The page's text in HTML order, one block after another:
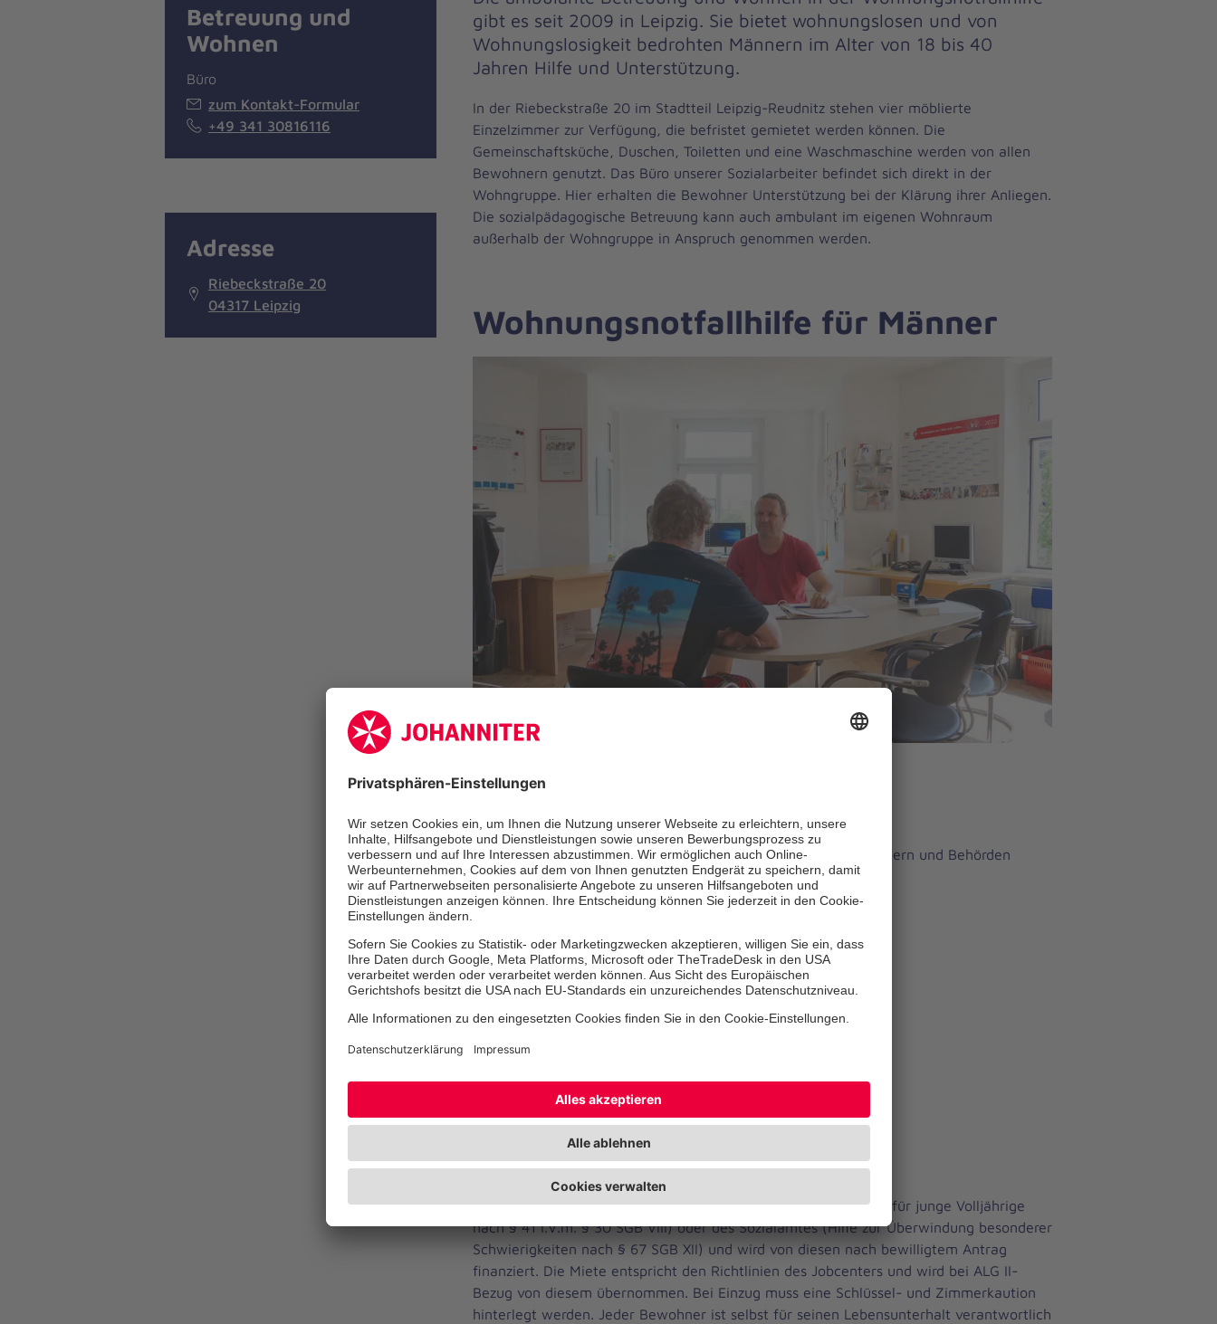
gibt es seit 2009 in Leipzig. Sie bietet wohnungslosen und von
Wohnungslosigkeit bedrohten Männern im Alter von 18 bis 40
Jahren Hilfe und Unterstützung.
In der Riebeckstraße 20 im Stadtteil Leipzig-Reudnitz stehen vier möblierte
Einzelzimmer zur Verfügung, die befristet gemietet werden können. Die
Gemeinschaftsküche, Duschen, Toiletten und eine Waschmaschine werden von allen
Bewohnern genutzt. Das Büro unserer Sozialarbeiter befindet sich direkt in der
Wohngruppe. Hier erhalten die Bewohner Unterstützung bei der Klärung ihrer Anliegen.
Die sozialpädagogische Betreuung kann auch ambulant im eigenen Wohnraum
außerhalb der Wohngruppe in Anspruch genommen werden.
Wohnungsnotfallhilfe für Männer
Wobei helfen wir?
Durchsetzung von Leistungsansprüchen, besonders bei Ämtern und Behörden
(Antrag­stellung, Ummeldung etc.)
Wohnungssuche
Alltagsstrukturierung
gesundheitlicher Selbstversorgung
Haushaltsführung
Schuldenregulierung
schulischer und beruflicher Orientierung
Arbeitsvermittlung
Stärkung sozialer und familiärer Beziehungen
selbstständiger Lebensführung im eigenen Wohnrau
Die soziale Betreuung ist eine Leistung des Ju­gendamtes (Hilfe für junge Volljährige
nach § 41 i.V.m. § 30 SGB VIII) oder des Sozialamtes (Hilfe zur Überwindung besonderer
Schwierigkeiten nach § 67 SGB XII) und wird von diesen nach bewilligtem An­trag
finanziert. Die Miete entspricht den Richtlinien des Jobcenters und wird bei ALG II-
Bezug von diesem übernommen. Bei Einzug muss eine Schlüssel- und Zimmerkaution
hinterlegt werden. Jeder Bewohner ist selbst für seinen Lebensunterhalt verantwortlich
Betreuung und
Wohnen
Büro
zum Kontakt-Formular
+49 341 30816116
Adresse
Riebeckstraße 20
04317 Leipzig